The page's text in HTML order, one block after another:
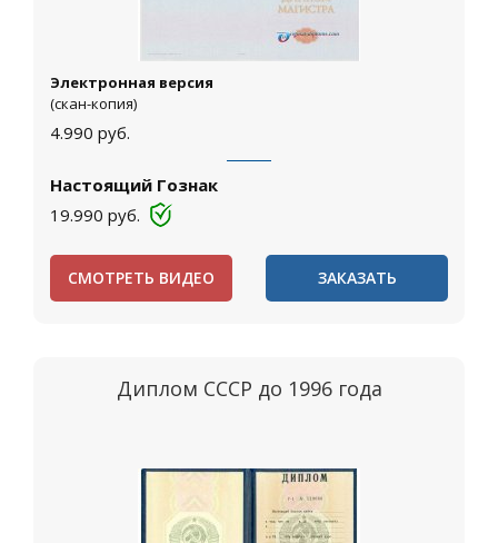
Электронная версия
(скан-копия)
4.990 руб.
Настоящий Гознак
19.990 руб.
СМОТРЕТЬ ВИДЕО ЗАКАЗАТЬ
Диплом СССР до 1996 года